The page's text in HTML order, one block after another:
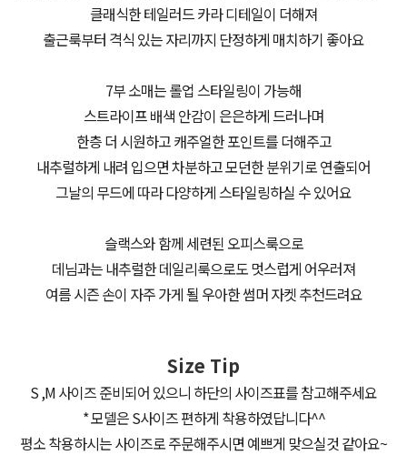
클래식한 테일러드 카라 디테일이 더해져
출근룩부터 격식 있는 자리까지 단정하게 매치하기 좋아요
7부 소매는 롤업 스타일링이 가능해
스트라이프 배색 안감이 은은하게 드러나며
한층 더 시원하고 캐주얼한 포인트를 더해주고
내추럴하게 내려 입으면 차분하고 모던한 분위기로 연출되어
그날의 무드에 따라 다양하게 스타일링하실 수 있어요
슬랙스와 함께 세련된 오피스룩으로
데님과는 내추럴한 데일리룩으로도 멋스럽게 어우러져
여름 시즌 손이 자주 가게 될 우아한 썸머 자켓 추천드려요
Size Tip
S ,M 사이즈 준비되어 있으니 하단의 사이즈표를 참고해주세요
* 모델은 S사이즈 편하게 착용하였답니다^^
평소 착용하시는 사이즈로 주문해주시면 예쁘게 맞으실것 같아요~